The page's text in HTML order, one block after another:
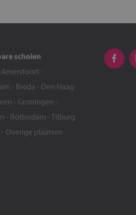
scholen
Amersfoort -
- Breda - Den Haag
- Groningen -
- Rotterdam -Tilburg
- Overige plaatsen